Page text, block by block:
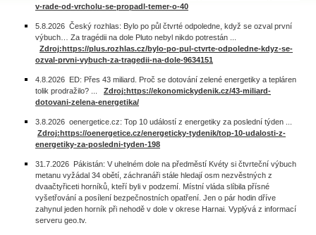
v-rade-od-vrcholu-se-propadl-temer-o-40
5.8.2026 Český rozhlas: Bylo po půl čtvrté odpoledne, když se ozval první
výbuch… Za tragédii na dole Pluto nebyl nikdo potrestán ...
Zdroj:https://plus.rozhlas.cz/bylo-po-pul-ctvrte-odpoledne-kdyz-se-
ozval-prvni-vybuch-za-tragedii-na-dole-9634151
4.8.2026 ED: Přes 43 miliard. Proč se dotování zelené energetiky a tepláren
tolik prodražilo? ... Zdroj:https://ekonomickydenik.cz/43-miliard-
dotovani-zelena-energetika/
3.8.2026 oenergetice.cz: Top 10 událostí z energetiky za poslední týden ...
Zdroj:https://oenergetice.cz/energeticky-tydenik/top-10-udalosti-z-
energetiky-za-posledni-tyden-198
31.7.2026 Pákistán: V uhelném dole na předměstí Kvéty si čtvrteční výbuch
metanu vyžádal 34 obětí, záchranáři stále hledají osm nezvěstných z
dvaačtyřiceti horníků, kteří byli v podzemí. Místní vláda slíbila přísné
vyšetřování a posílení bezpečnostních opatření. Jen o pár hodin dříve
zahynul jeden horník při nehodě v dole v okrese Harnai. Vyplývá z informací
serveru geo.tv.